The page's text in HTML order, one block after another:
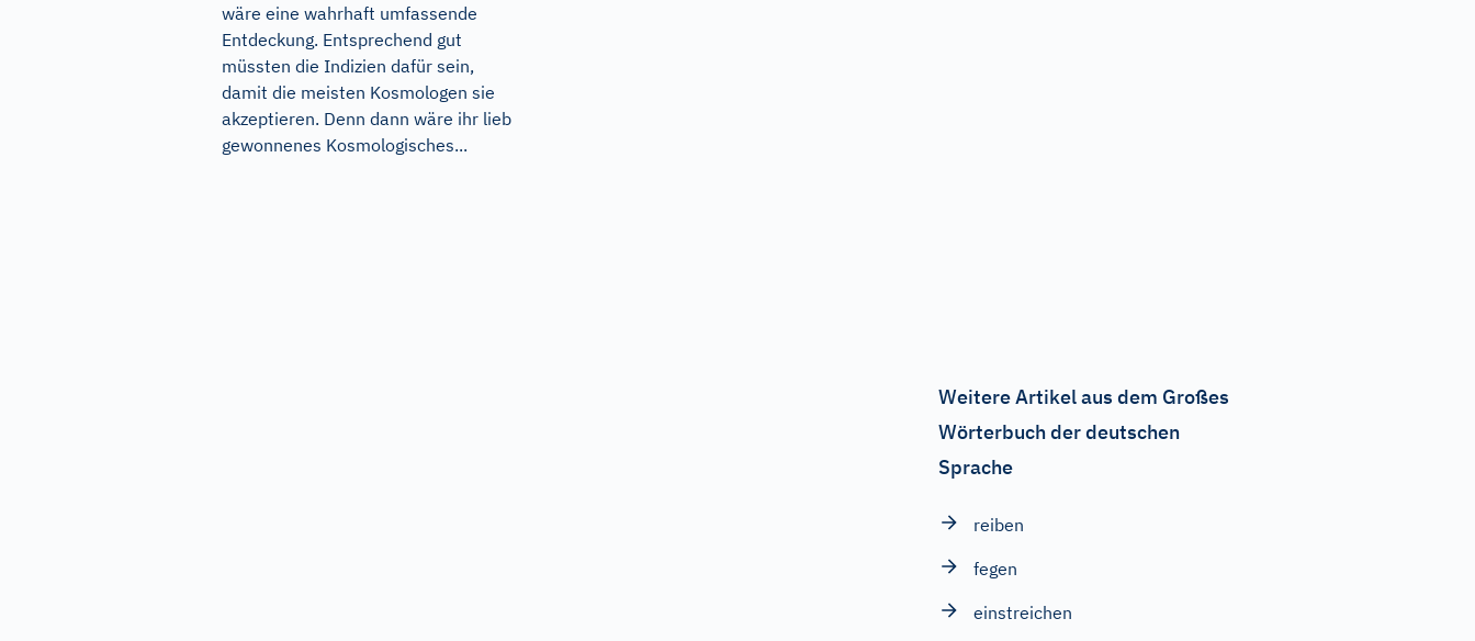
wäre eine wahrhaft umfassende
Entdeckung. Entsprechend gut
müssten die Indizien dafür sein,
damit die meisten Kosmologen sie
akzeptieren. Denn dann wäre ihr lieb
gewonnenes Kosmologisches...
Weitere Artikel aus dem Großes
Wörterbuch der deutschen
Sprache
reiben
fegen
einstreichen